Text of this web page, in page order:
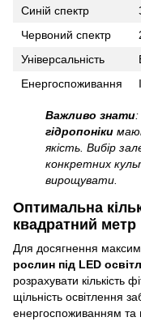
Синій спектр
Червоний спектр
Універсальність
Енергоспоживання
Важливо знати
гідропоніки
якість. Вибір
конкретних
вирощувати.
Оптимальна
квадратний метр
Для досягнення
рослин під LED
розрахувати
щільність освітлення
енергоспоживанням та